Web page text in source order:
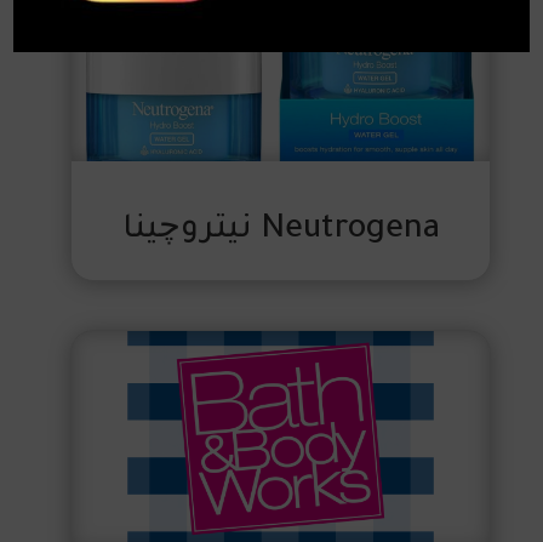
Neutrogena نيتروچينا